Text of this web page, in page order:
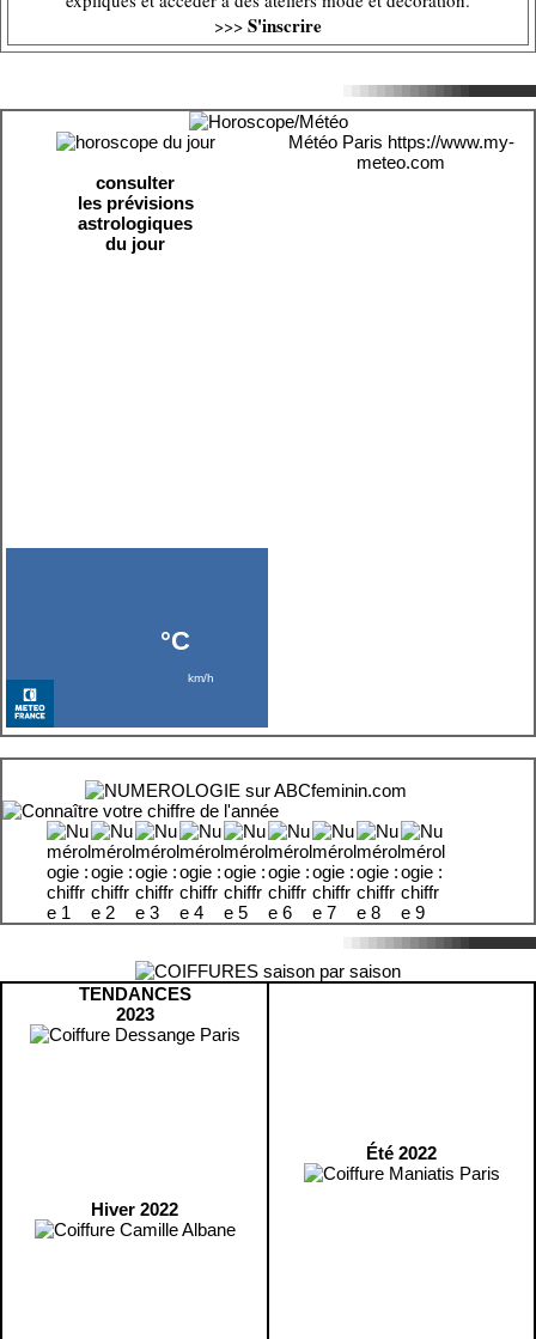
>>> S'inscrire
consulter
les prévisions
astrologiques
du jour
Météo Paris https://www.my-
meteo.com
TENDANCES
2023
Hiver 2022
Été 2022